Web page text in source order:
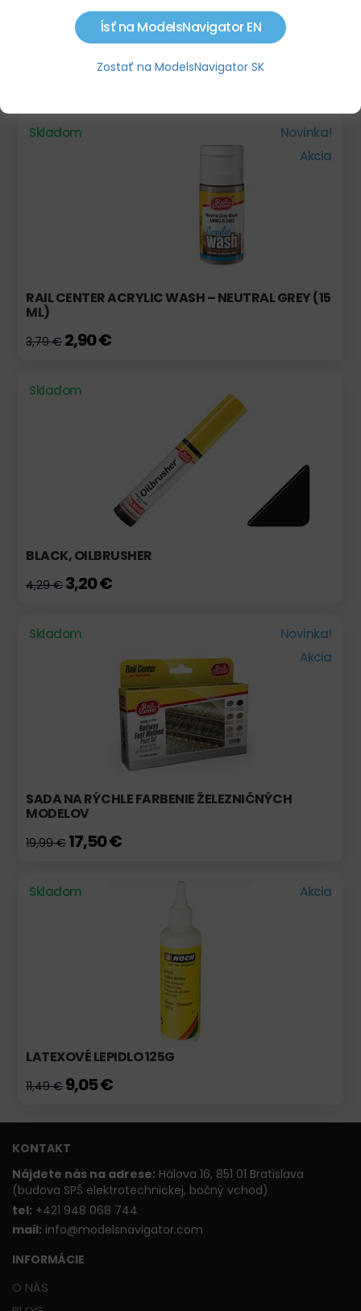
Skladom
Novinka!
Akcia
RAIL CENTER ACRYLIC WASH – NEUTRAL GREY (15
ML)
3,79 € 2,90 €
Skladom
BLACK, OILBRUSHER
4,29 € 3,20 €
Skladom
Novinka!
Akcia
SADA NA RÝCHLE FARBENIE ŽELEZNIČNÝCH
MODELOV
19,99 € 17,50 €
Skladom Akcia
LATEXOVÉ LEPIDLO 125G
11,49 € 9,05 €
KONTAKT
Nájdete nás na adrese: Hálova 16, 851 01 Bratislava
(budova SPŠ elektrotechnickej, bočný vchod)
tel: +421 948 068 744
mail: info@modelsnavigator.com
INFORMÁCIE
O NÁS
Ísť na ModelsNavigator EN
Zostať na ModelsNavigator SK